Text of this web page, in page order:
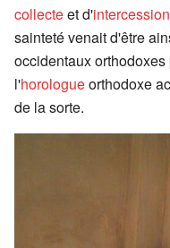
collecteet d'intercession
sainteté venait d'être
occidentaux
l'horologueorthodoxe
de la sorte.